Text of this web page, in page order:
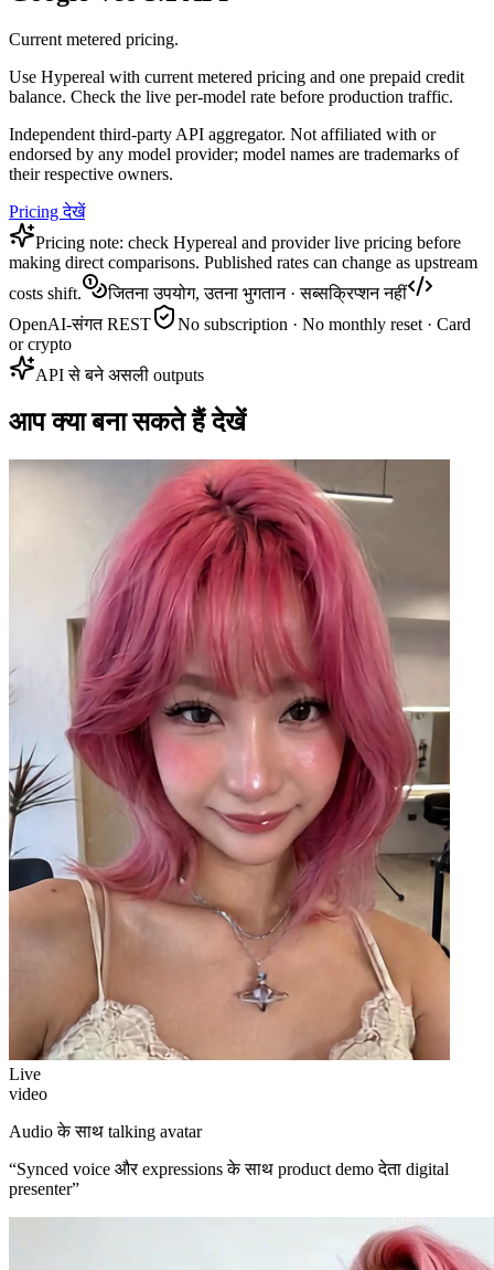
Current metered pricing.
Use Hypereal with current metered pricing and one prepaid credit
balance. Check the live per-model rate before production traffic.
Independent third-party API aggregator. Not affiliated with or
endorsed by any model provider; model names are trademarks of
their respective owners.
Pricing देखें
Pricing note: check Hypereal and provider live pricing before
making direct comparisons. Published rates can change as upstream
costs shift.
जितना उपयोग, उतना भुगतान · सब्सक्रिप्शन नहीं
OpenAI-संगत REST
No subscription · No monthly reset · Card
or crypto
API से बने असली outputs
आप क्या बना सकते हैं देखें
Live
video
Audio के साथ talking avatar
“Synced voice और expressions के साथ product demo देता digital
presenter”